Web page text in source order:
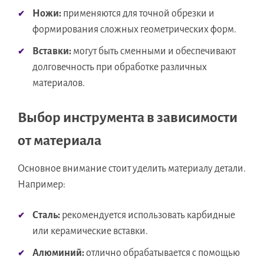
Ножи: применяются для точной обрезки и
формирования сложных геометрических форм.
Вставки: могут быть сменными и обеспечивают
долговечность при обработке различных
материалов.
Выбор инструмента в зависимости
от материала
Основное внимание стоит уделить материалу детали.
Например:
Сталь: рекомендуется использовать карбидные
или керамические вставки.
Алюминий:отлично обрабатывается с помощью